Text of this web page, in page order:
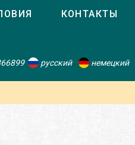
КОНТАКТЫ
русский немецкий